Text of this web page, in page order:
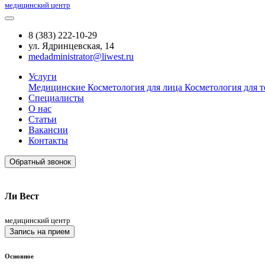
медицинский центр
8 (383) 222-10-29
ул. Ядринцевская, 14
medadministrator@liwest.ru
Услуги
Медицинские Косметология для лица Косметология для
Специалисты
О нас
Статьи
Вакансии
Контакты
Обратный звонок
Ли Вест
медицинский центр
Запись на прием
Основное